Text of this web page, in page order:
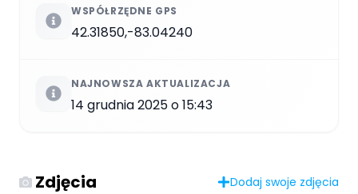
WSPÓŁRZĘDNE GPS
42.31850,-83.04240
NAJNOWSZA AKTUALIZACJA
14 grudnia 2025 o 15:43
Zdjęcia Dodaj swoje zdjęcia